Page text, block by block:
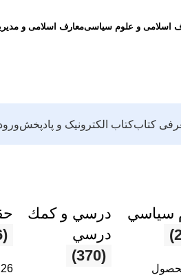
اسلامی و علوم سیاسیمعارف اسلامی و
کتابکتاب الکترونیک و پادپخش
سياسي
درسي و كمك
درسي
(370)
(126)
126